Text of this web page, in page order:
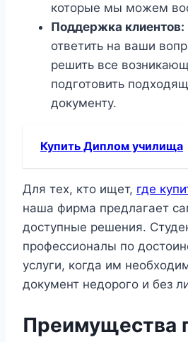
которые мы можем
Поддержка клиентов:
ответить на ваши
решить все
подготовить
документу.
Купить Диплом училища
Для тех, кто ищет, где
наша фирма предлагает
доступные решения.
профессионалы по
услуги, когда им
документ недорого и без
Преимущества